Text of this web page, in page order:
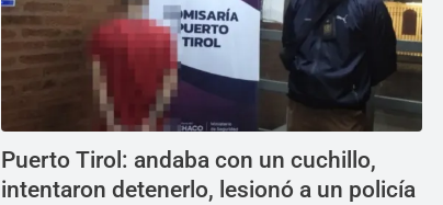
Puerto Tirol: andaba con un cuchillo,
intentaron detenerlo, lesionó a un policía